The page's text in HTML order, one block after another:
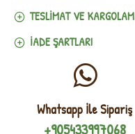
Whatsapp İle Sipariş
+905433997068
TESLIMAT VE
İADE ŞARTLARI